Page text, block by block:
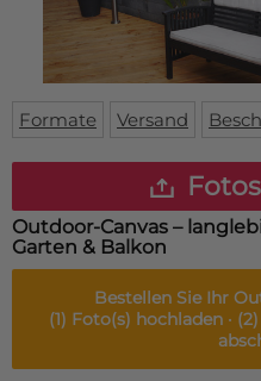
Fußmatte
Custom skateboard deck
Über uns
Lieferzeiten
WhatsApp
Formate Versand
Outdoor-Canvas –
Garten & Balkon
Bestellen Sie Ihr
(1) Foto(s) hochladen · (2)